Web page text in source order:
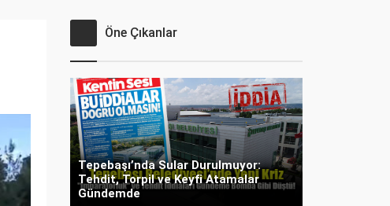
Öne Çıkanlar
Tepebaşı’nda Sular Durulmuyor:
Tehdit, Torpil ve Keyfi Atamalar
Gündemde